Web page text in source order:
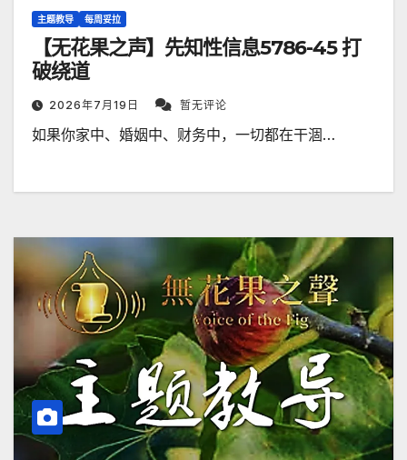
主题教导 每周妥拉
【无花果之声】先知性信息5786-45 打
破绕道
2026年7月19日 暂无评论
如果你家中、婚姻中、财务中，一切都在干涸…